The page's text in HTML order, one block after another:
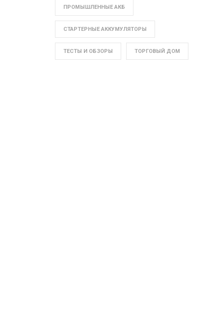
ПРОМЫШЛЕННЫЕ АКБ
СТАРТЕРНЫЕ АККУМУЛЯТОРЫ
ТЕСТЫ И ОБЗОРЫ ТОРГОВЫЙ ДОМ